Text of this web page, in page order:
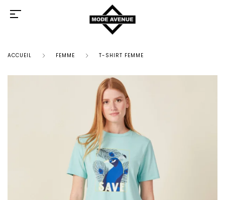
ACCUEIL FEMME T-SHIRT FEMME